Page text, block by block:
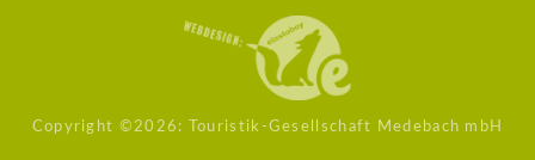
Copyright ©2026: Touristik-Gesellschaft Medebach mbH